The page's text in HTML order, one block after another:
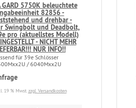
GARD 5750K beleuchtete
82856 -
und drehbar -
Swingbolt und Deadbolt,
pro (aktuellstes Modell)
- NICHT MEHR
NUR INFO!!
für 39e Schlösser
/ 6040Mxx2U
19 % Mwst.zzgl. Versandkosten